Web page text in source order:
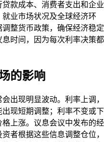
款成本、消费者支出和企业
业市场状况及全球经济环
整货币政策，确保经济稳定
时间，因为每次利率决策都
的影响
出现明显波动。利率上调，
现短期调整；利率不变或下
上涨。议息会议中发布的经
者根据这些信息调整仓位，